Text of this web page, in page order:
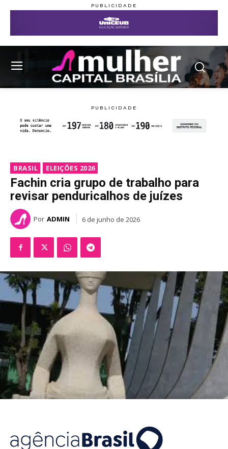
BRASIL ELEIÇÕES 2026
Fachin cria grupo de trabalho para
revisar penduricalhos de juízes
Por ADMIN 6 de junho de 2026